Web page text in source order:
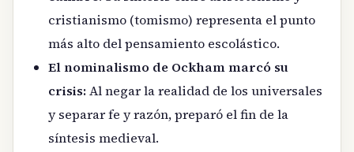
cristianismo (tomismo) representa el punto
más alto del pensamiento escolástico.
El nominalismo de Ockham marcó su
crisis:Al negar la realidad de los universales
y separar fe y razón, preparó el fin de la
síntesis medieval.